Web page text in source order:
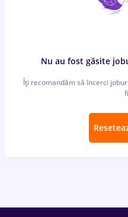
Nu au fost găsite
Îți recomandăm să încerci